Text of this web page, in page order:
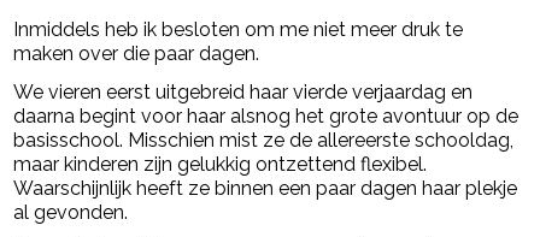
Inmiddels heb ik besloten om me niet meer druk te
maken over die paar dagen.
We vieren eerst uitgebreid haar vierde verjaardag en
daarna begint voor haar alsnog het grote avontuur op de
basisschool. Misschien mist ze de allereerste schooldag,
maar kinderen zijn gelukkig ontzettend flexibel.
Waarschijnlijk heeft ze binnen een paar dagen haar plekje
al gevonden.